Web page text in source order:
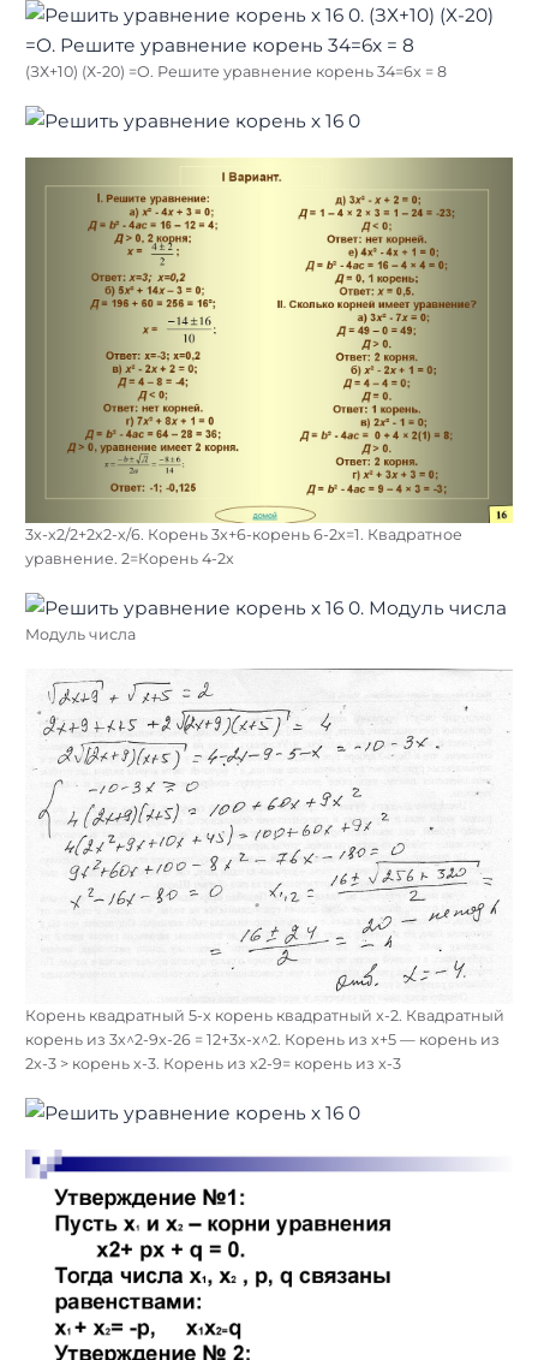
(ЗХ+10) (Х-20) =О. Решите уравнение корень 34=6x = 8
3х-х2/2+2х2-х/6. Корень 3х+6-корень 6-2х=1. Квадратное
уравнение. 2=Корень 4-2х
Модуль числа
Корень квадратный 5-x корень квадратный x-2. Квадратный
корень из 3x^2-9x-26 = 12+3x-x^2. Корень из x+5 — корень из
2x-3 > корень x-3. Корень из x2-9= корень из x-3
Найти: